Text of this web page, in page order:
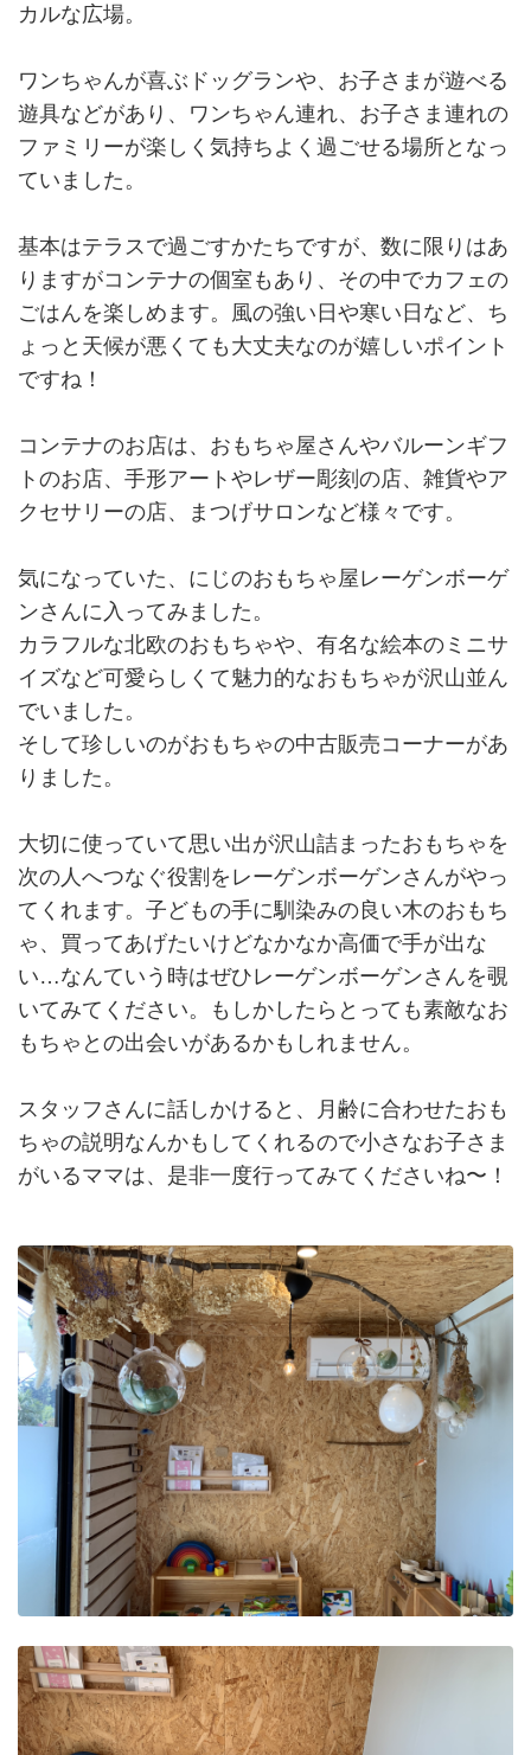
カルな広場。
ワンちゃんが喜ぶドッグランや、お子さまが遊べる
遊具などがあり、ワンちゃん連れ、お子さま連れの
ファミリーが楽しく気持ちよく過ごせる場所となっ
ていました。
基本はテラスで過ごすかたちですが、数に限りはあ
りますがコンテナの個室もあり、その中でカフェの
ごはんを楽しめます。風の強い日や寒い日など、ち
ょっと天候が悪くても大丈夫なのが嬉しいポイント
ですね！
コンテナのお店は、おもちゃ屋さんやバルーンギフ
トのお店、手形アートやレザー彫刻の店、雑貨やア
クセサリーの店、まつげサロンなど様々です。
気になっていた、にじのおもちゃ屋レーゲンボーゲ
ンさんに入ってみました。
カラフルな北欧のおもちゃや、有名な絵本のミニサ
イズなど可愛らしくて魅力的なおもちゃが沢山並ん
でいました。
そして珍しいのがおもちゃの中古販売コーナーがあ
りました。
大切に使っていて思い出が沢山詰まったおもちゃを
次の人へつなぐ役割をレーゲンボーゲンさんがやっ
てくれます。子どもの手に馴染みの良い木のおもち
ゃ、買ってあげたいけどなかなか高価で手が出な
い…なんていう時はぜひレーゲンボーゲンさんを覗
いてみてください。もしかしたらとっても素敵なお
もちゃとの出会いがあるかもしれません。
スタッフさんに話しかけると、月齢に合わせたおも
ちゃの説明なんかもしてくれるので小さなお子さま
がいるママは、是非一度行ってみてくださいね〜！